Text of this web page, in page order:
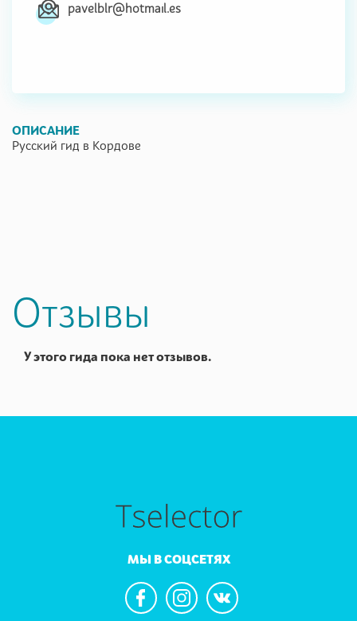
pavelblr@hotmail.es
ОПИСАНИЕ
Русский гид в Кордове
Отзывы
У этого гида пока нет отзывов.
МЫ В СОЦСЕТЯХ